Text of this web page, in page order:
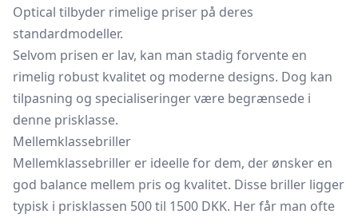
Optical tilbyder rimelige priser på deres
standardmodeller.
Selvom prisen er lav, kan man stadig forvente en
rimelig robust kvalitet og moderne designs. Dog kan
tilpasning og specialiseringer være begrænsede i
denne prisklasse.
Mellemklassebriller
Mellemklassebriller er ideelle for dem, der ønsker en
god balance mellem pris og kvalitet. Disse briller ligger
typisk i prisklassen 500 til 1500 DKK. Her får man ofte